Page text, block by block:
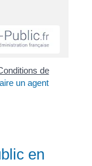
de
un agent
en